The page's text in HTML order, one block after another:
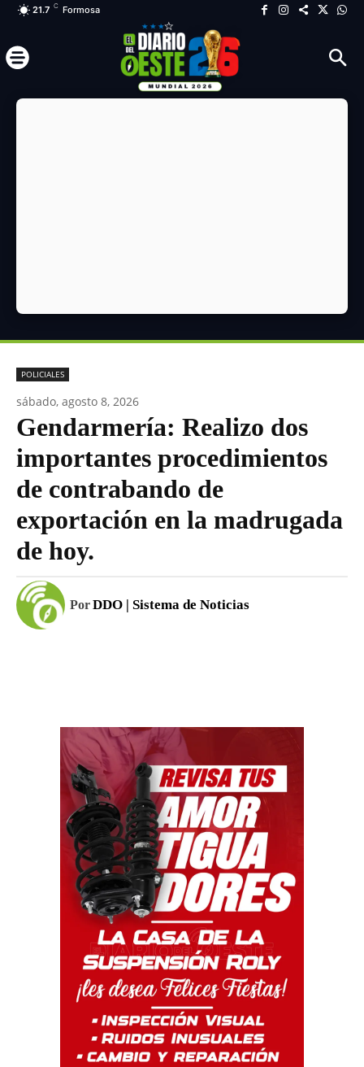
21.7 C Formosa
POLICIALES
sábado, agosto 8, 2026
Gendarmería: Realizo dos
importantes procedimientos
de contrabando de
exportación en la madrugada
de hoy.
PorDDO | Sistema de Noticias